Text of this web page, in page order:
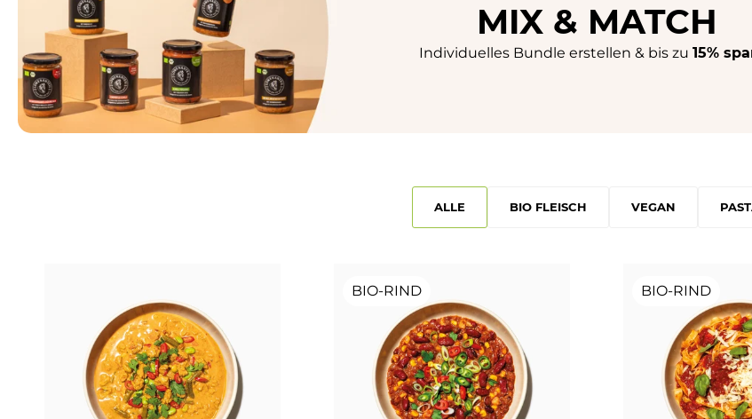
MIX & MATCH
Individuelles Bundle erstellen & bis zu 15%
ALLE BIO FLEISCH VEGAN
BIO-RIND BIO-RIND